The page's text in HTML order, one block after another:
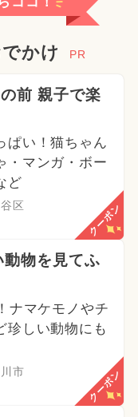
かけ PR
前 親子で楽
ぱい！猫ちゃん
・マンガ・ボー
ど
区 クーポン
物を見てふ
ナマケモノやチ
珍しい動物にも
市 クーポン